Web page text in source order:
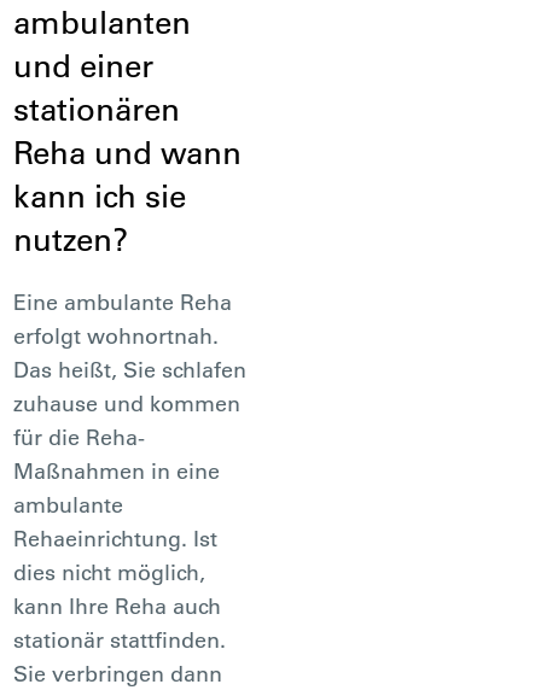
ambulanten
und einer
stationären
Reha und wann
kann ich sie
nutzen?
Eine ambulante Reha
erfolgt wohnortnah.
Das heißt, Sie schlafen
zuhause und kommen
für die Reha-
Maßnahmen in eine
ambulante
Rehaeinrichtung. Ist
dies nicht möglich,
kann Ihre Reha auch
stationär stattfinden.
Sie verbringen dann